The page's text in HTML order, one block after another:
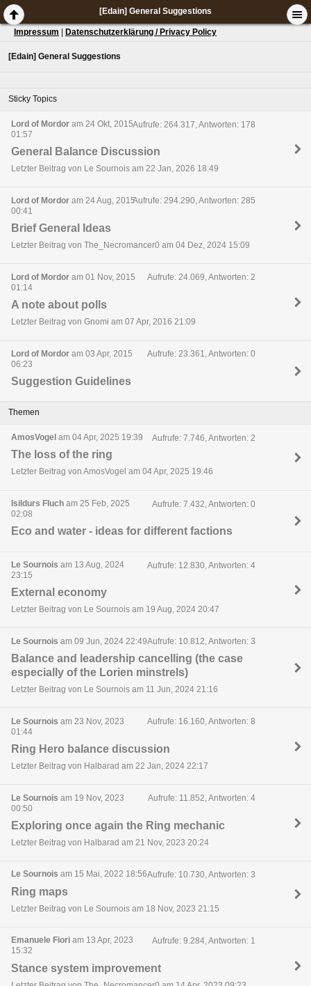
[Edain] General Suggestions
Impressum Datenschutzerklärung / Privacy Policy
[Edain] General Suggestions
Sticky Topics
Lord of Mordor am 24 Okt, 2015
01:57
Aufrufe: 264.317, Antworten: 178
General Balance Discussion
Letzter Beitrag von Le Sournois am 22 Jan, 2026 18:49
Lord of Mordor am 24 Aug, 2015
00:41
Aufrufe: 294.290, Antworten: 285
Brief General Ideas
Letzter Beitrag von The_Necromancer0 am 04 Dez, 2024 15:09
Lord of Mordor am 01 Nov, 2015
01:14
Aufrufe: 24.069, Antworten: 2
A note about polls
Letzter Beitrag von Gnomi am 07 Apr, 2016 21:09
Lord of Mordor am 03 Apr, 2015
06:23
Aufrufe: 23.361, Antworten: 0
Suggestion Guidelines
Themen
AmosVogel am 04 Apr, 2025 19:39 Aufrufe: 7.746, Antworten: 2
The loss of the ring
Letzter Beitrag von AmosVogel am 04 Apr, 2025 19:46
Isildurs Fluch am 25 Feb, 2025
02:08
Aufrufe: 7.432, Antworten: 0
Eco and water - ideas for different factions
Le Sournois am 13 Aug, 2024
23:15
Aufrufe: 12.830, Antworten: 4
External economy
Letzter Beitrag von Le Sournois am 19 Aug, 2024 20:47
Le Sournois am 09 Jun, 2024 22:49Aufrufe: 10.812, Antworten: 3
Balance and leadership cancelling (the case
especially of the Lorien minstrels)
Letzter Beitrag von Le Sournois am 11 Jun, 2024 21:16
Le Sournois am 23 Nov, 2023
01:44
Aufrufe: 16.160, Antworten: 8
Ring Hero balance discussion
Letzter Beitrag von Halbarad am 22 Jan, 2024 22:17
Le Sournois am 19 Nov, 2023
00:50
Aufrufe: 11.852, Antworten: 4
Exploring once again the Ring mechanic
Letzter Beitrag von Halbarad am 21 Nov, 2023 20:24
Le Sournois am 15 Mai, 2022 18:56Aufrufe: 10.730, Antworten: 3
Ring maps
Letzter Beitrag von Le Sournois am 18 Nov, 2023 21:15
Emanuele Fiori am 13 Apr, 2023
15:32
Aufrufe: 9.284, Antworten: 1
Stance system improvement